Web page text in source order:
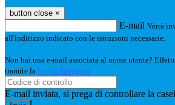
button close ×
E-mail Verrà
all'indirizzo indicato con le istruzioni necessarie.
Non hai una e-mail associata al nome utente?
tramite la Login Spaggiari
E-mail inviata, si prega di controllare la